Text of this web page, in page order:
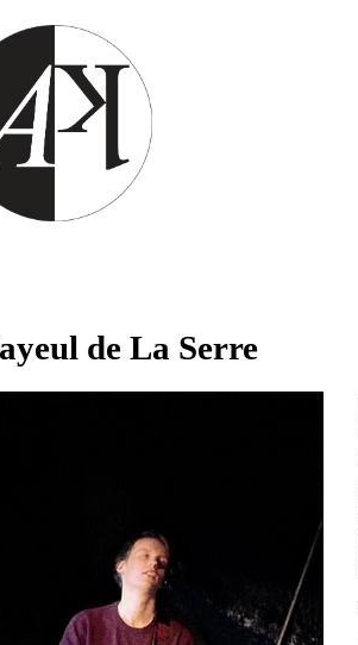
de La Serre